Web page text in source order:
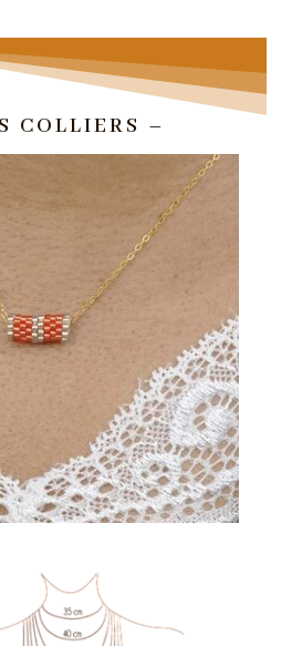
COLLIERS –